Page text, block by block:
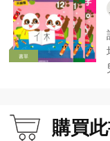
書單
購買